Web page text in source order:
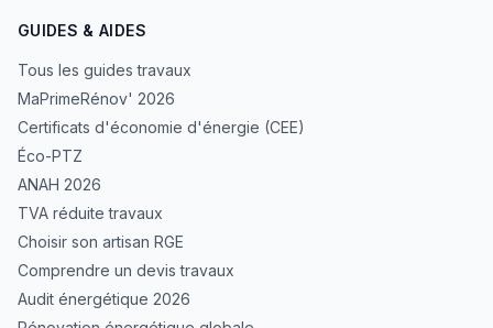
GUIDES & AIDES
Tous les guides travaux
MaPrimeRénov' 2026
Certificats d'économie d'énergie (CEE)
Éco-PTZ
ANAH 2026
TVA réduite travaux
Choisir son artisan RGE
Comprendre un devis travaux
Audit énergétique 2026